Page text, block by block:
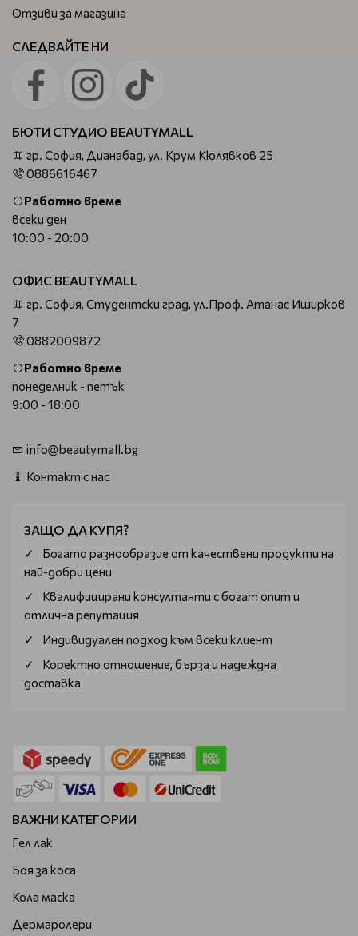
Отзиви за магазина
СЛЕДВАЙТЕ НИ
БЮТИ СТУДИО BEAUTYMALL
гр. София, Дианабад, ул. Крум Кюлявков 25
0886616467
Работно време
всеки ден
10:00 - 20:00
ОФИС BEAUTYMALL
гр. София, Студентски град, ул.Проф. Атанас Иширков
7
0882009872
Работно време
понеделник - петък
9:00 - 18:00
info@beautymall.bg
Контакт с нас
ЗАЩО ДА КУПЯ?
Богатo разнообразие от качествени продукти на
най-добри цени
Квалифицирани консултанти с богат опит и
отлична репутация
Индивидуален подход към всеки клиент
Коректно отношение, бърза и надеждна
доставка
ВАЖНИ КАТЕГОРИИ
Гел лак
Боя за коса
Кола маска
Дермаролери